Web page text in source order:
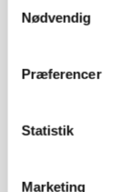
Nødvendig
Præferencer
Statistik
Marketing
Høstpres